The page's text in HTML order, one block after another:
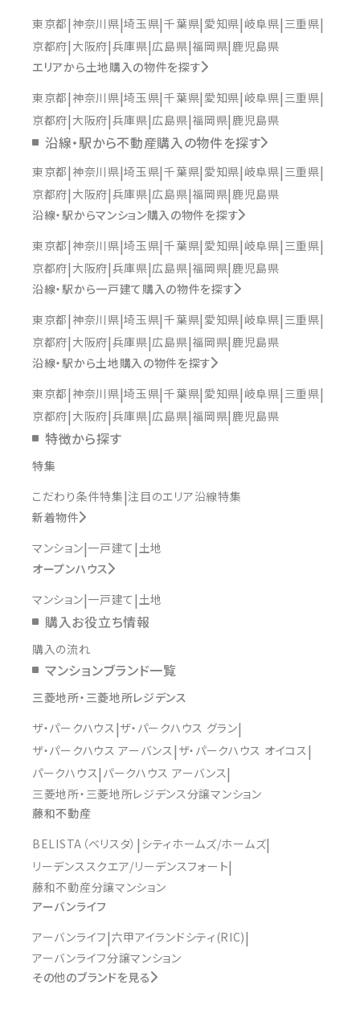
東京都 神奈川県 埼玉県 千葉県 愛知県 岐阜県 三重県
京都府 大阪府 兵庫県 広島県 福岡県 鹿児島県
エリアから土地購入の物件を探す
東京都 神奈川県 埼玉県 千葉県 愛知県 岐阜県 三重県
京都府 大阪府 兵庫県 広島県 福岡県 鹿児島県
沿線・駅から不動産購入の物件を探す
東京都 神奈川県 埼玉県 千葉県 愛知県 岐阜県 三重県
京都府 大阪府 兵庫県 広島県 福岡県 鹿児島県
沿線・駅からマンション購入の物件を探す
東京都 神奈川県 埼玉県 千葉県 愛知県 岐阜県 三重県
京都府 大阪府 兵庫県 広島県 福岡県 鹿児島県
沿線・駅から一戸建て購入の物件を探す
東京都 神奈川県 埼玉県 千葉県 愛知県 岐阜県 三重県
京都府 大阪府 兵庫県 広島県 福岡県 鹿児島県
沿線・駅から土地購入の物件を探す
東京都 神奈川県 埼玉県 千葉県 愛知県 岐阜県 三重県
京都府 大阪府 兵庫県 広島県 福岡県 鹿児島県
特徴から探す
特集
こだわり条件特集 注目のエリア沿線特集
新着物件
マンション 一戸建て 土地
オープンハウス
マンション 一戸建て 土地
購入お役立ち情報
購入の流れ
マンションブランド一覧
三菱地所・三菱地所レジデンス
ザ・パークハウス ザ・パークハウス グラン
ザ・パークハウス アーバンス ザ・パークハウス オイコス
パークハウス パークハウス アーバンス
三菱地所・三菱地所レジデンス分譲マンション
藤和不動産
BELISTA（ベリスタ） シティホームズ/ホームズ
リーデンススクエア/リーデンスフォート
藤和不動産分譲マンション
アーバンライフ
アーバンライフ 六甲アイランドシティ(RIC)
アーバンライフ分譲マンション
その他のブランドを見る